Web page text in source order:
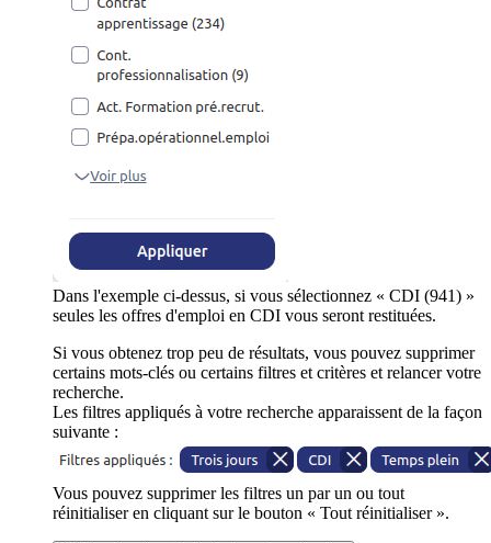
Dans l'exemple ci-dessus, si vous sélectionnez « CDI (941) »
seules les offres d'emploi en CDI vous seront restituées.
Si vous obtenez trop peu de résultats, vous pouvez supprimer
certains mots-clés ou certains filtres et critères et relancer votre
recherche.
Les filtres appliqués à votre recherche apparaissent de la façon
suivante :
Vous pouvez supprimer les filtres un par un ou tout
réinitialiser en cliquant sur le bouton « Tout réinitialiser ».